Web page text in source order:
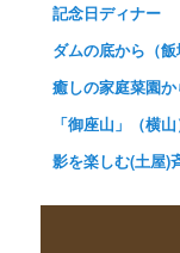
記念日ディナー
ダムの底から（
癒しの家庭菜園か
「御座山」（横
影を楽しむ(土屋)